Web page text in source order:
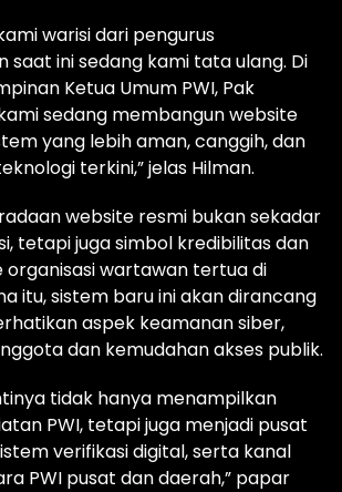
warisi dari pengurus
saat ini sedang kami tata ulang. Di
Ketua Umum PWI, Pak
sedang membangun website
yang lebih aman, canggih, dan
terkini,” jelas Hilman.
website resmi bukan sekadar
tetapi juga simbol kredibilitas dan
organisasi wartawan tertua di
itu, sistem baru ini akan dirancang
aspek keamanan siber,
dan kemudahan akses publik.
tidak hanya menampilkan
PWI, tetapi juga menjadi pusat
verifikasi digital, serta kanal
PWI pusat dan daerah,” papar